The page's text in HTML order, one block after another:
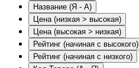
Название (Я - А)
Цена (низкая > высокая)
Цена (высокая > низкая)
Рейтинг (начиная с высокого)
Рейтинг (начиная с низкого)